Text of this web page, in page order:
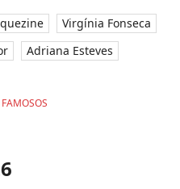
Virgínia Fonseca
Adriana Esteves